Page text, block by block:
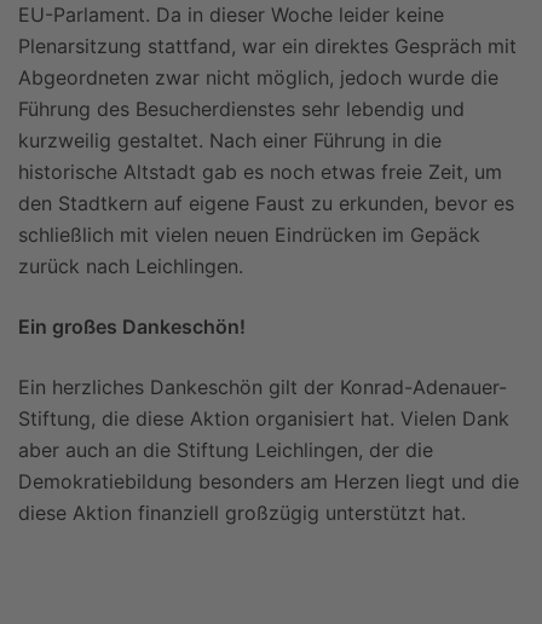
EU-Parlament. Da in dieser Woche leider keine
Plenarsitzung stattfand, war ein direktes Gespräch mit
Abgeordneten zwar nicht möglich, jedoch wurde die
Führung des Besucherdienstes sehr lebendig und
kurzweilig gestaltet. Nach einer Führung in die
historische Altstadt gab es noch etwas freie Zeit, um
den Stadtkern auf eigene Faust zu erkunden, bevor es
schließlich mit vielen neuen Eindrücken im Gepäck
zurück nach Leichlingen.
Ein großes Dankeschön!
Ein herzliches Dankeschön gilt der Konrad-Adenauer-
Stiftung, die diese Aktion organisiert hat. Vielen Dank
aber auch an die Stiftung Leichlingen, der die
Demokratiebildung besonders am Herzen liegt und die
diese Aktion finanziell großzügig unterstützt hat.